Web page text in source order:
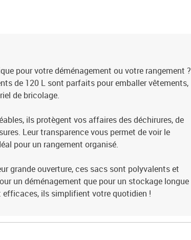
pour votre déménagement ou votre rangement ?
de 120 L sont parfaits pour emballer vêtements,
de bricolage.
ils protègent vos affaires des déchirures, de
Leur transparence vous permet de voir le
pour un rangement organisé.
grande ouverture, ces sacs sont polyvalents et
un déménagement que pour un stockage longue
efficaces, ils simplifient votre quotidien !